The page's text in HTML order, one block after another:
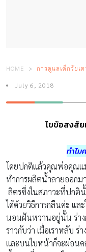
HOME การดูแลเด็กวัยเ
July 6, 2018
ไขข้อสงสัย
ทำไม
โดยปกติแล้วคุณพ่อคุณแ
ทำการผลิตน้ำลายออกม
ลิตรซึ่งในสภาวะที่ปกติ
ได้ด้วยวิธีการกลืนค่ะ แล
นอนฝันหวานอยู่นั้น ร่าง
ราวกับว่า เมื่อเราหลับ
และบนใบหน้าก็จะผ่อนค